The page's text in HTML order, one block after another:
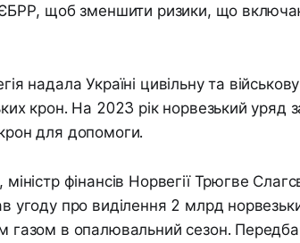
щоб зменшити ризики, що
надала Україні цивільну та
крон. На 2023 рік норвезький уряд
для допомоги.
фінансів Норвегії Трюгве
угоду про виділення 2 млрд
газом в опалювальний сезон.